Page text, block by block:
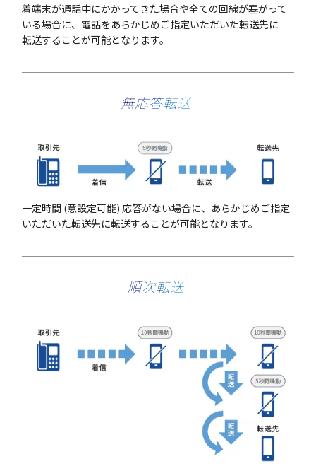
着端末が通話中にかかってきた場合や全ての回線が塞がって
いる場合に、 電話をあらかじめご指定いただいた転送先に
転送することが可能となります。
無応答転送
一定時間 (意設定可能) 応答がない場合に、あらかじめご指定
いただいた転送先に転送することが可能となります。
順次転送